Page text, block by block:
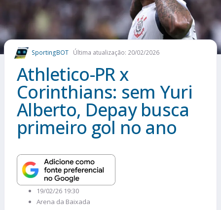
COMO APOSTAR
MAIS ESPORTES
SportingBOT Última atualização: 20/02/2026
Athletico-PR x
Corinthians: sem Yuri
Alberto, Depay busca
primeiro gol no ano
19/02/26 19:30
Arena da Baixada